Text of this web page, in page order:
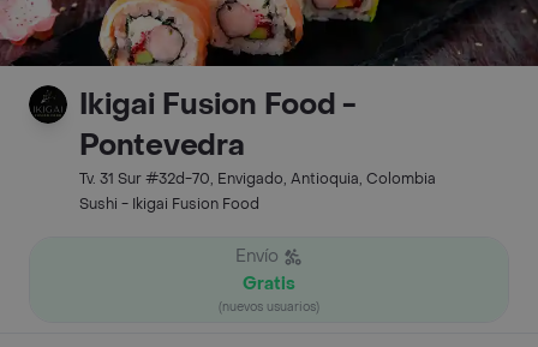
Ikigai Fusion Food -
Pontevedra
Tv. 31 Sur #32d-70, Envigado, Antioquia, Colombia
Sushi - Ikigai Fusion Food
Envío
Gratis
(nuevos usuarios)